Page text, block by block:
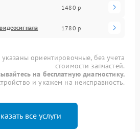
1480 р
1780 р
ориентировочные, без учета
стоимости запчастей.
на бесплатную диагностику.
и укажем на неисправность.
все услуги